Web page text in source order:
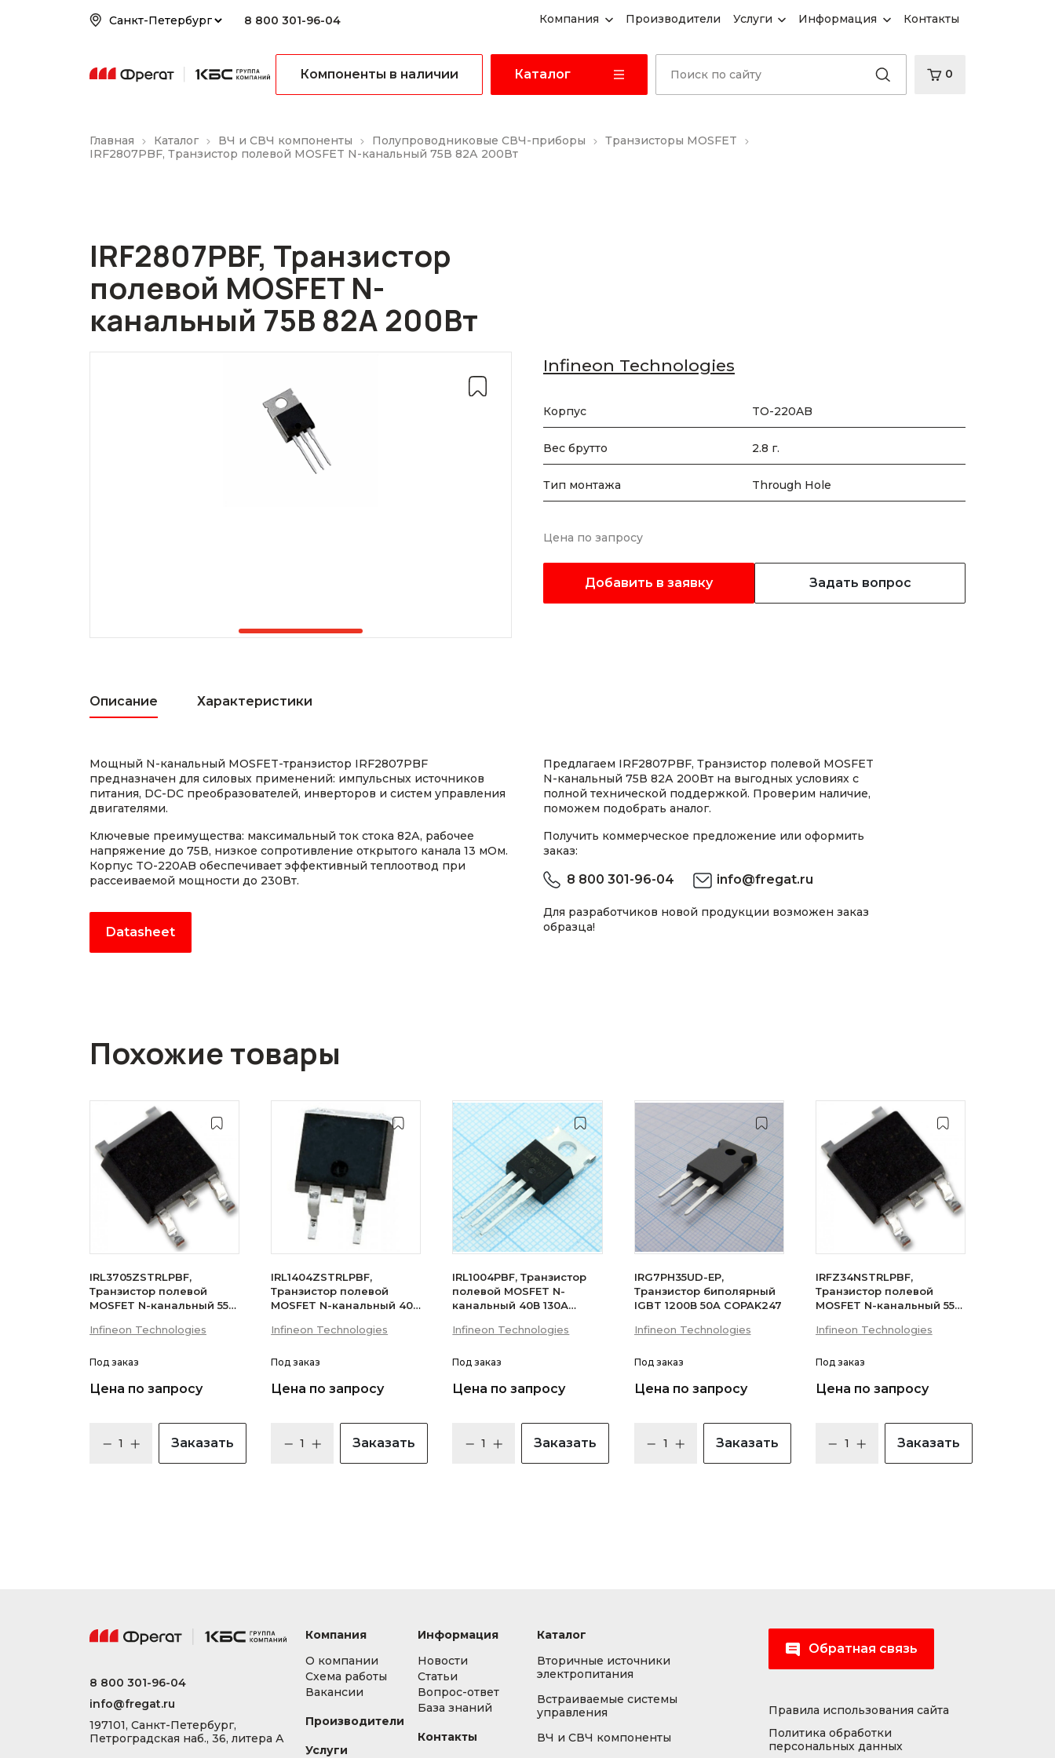
8 800 301-96-04 Компания Производители Услуги Информация Контакты
Компоненты в наличии Каталог 0
Главная Каталог ВЧ и СВЧ компоненты Полупроводниковые СВЧ-приборы
Транзисторы MOSFET
IRF2807PBF, Транзистор полевой MOSFET N-канальный 75В 82А 200Вт
IRF2807PBF, Транзистор
полевой MOSFET N-
канальный 75В 82А 200Вт
Infineon Technologies
Корпус TO-220AB
Вес брутто 2.8 г.
Тип монтажа Through Hole
Цена по запросу
Добавить в заявку Задать вопрос
Описание Характеристики
Мощный N-канальный MOSFET-транзистор IRF2807PBF
предназначен для силовых применений: импульсных источников
питания, DC-DC преобразователей, инверторов и систем управления
двигателями.
Ключевые преимущества: максимальный ток стока 82А, рабочее
напряжение до 75В, низкое сопротивление открытого канала 13 мОм.
Корпус TO-220AB обеспечивает эффективный теплоотвод при
рассеиваемой мощности до 230Вт.
Datasheet
Предлагаем IRF2807PBF, Транзистор полевой MOSFET
N-канальный 75В 82А 200Вт на выгодных условиях с
полной технической поддержкой. Проверим наличие,
поможем подобрать аналог.
Получить коммерческое предложение или оформить
заказ:
8 800 301-96-04 info@fregat.ru
Для разработчиков новой продукции возможен заказ
образца!
Похожие товары
IRL3705ZSTRLPBF,
Транзистор полевой
MOSFET N-канальный 55В
Infineon Technologies
Под заказ
Цена по запросу
Заказать
IRL1404ZSTRLPBF,
Транзистор полевой
MOSFET N-канальный 40В
Infineon Technologies
Под заказ
Цена по запросу
Заказать
IRL1004PBF, Транзистор
полевой MOSFET N-
канальный 40В 130А
Infineon Technologies
Под заказ
Цена по запросу
Заказать
IRG7PH35UD-EP,
Транзистор биполярный
IGBT 1200В 50A COPAK247
Infineon Technologies
Под заказ
Цена по запросу
Заказать
IRFZ34NSTRLPBF,
Транзистор полевой
MOSFET N-канальный 55В
лента на катушке
Infineon Technologies
Под заказ
Цена по запросу
Заказать
8 800 301-96-04
info@fregat.ru
197101, Санкт-Петербург,
Петроградская наб., 36, литера А
Компания
О компании
Схема работы
Вакансии
Производители
Услуги
Информация
Новости
Статьи
Вопрос-ответ
База знаний
Контакты
Каталог
Вторичные источники
электропитания
Встраиваемые системы
управления
ВЧ и СВЧ компоненты
Обратная связь
Правила использования сайта
Политика обработки
персональных данных